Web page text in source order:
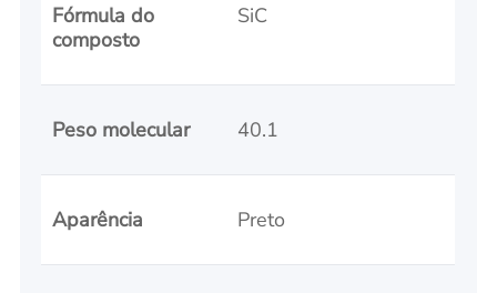
Fórmula do
composto
SiC
Peso molecular 40.1
Aparência Preto